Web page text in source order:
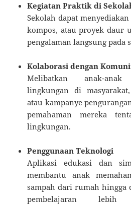
Kegiatan Praktik di
Sekolah dapat
kompos, atau proyek daur
pengalaman langsung pada
Kolaborasi dengan
Melibatkan anak-
lingkungan di
atau kampanye
pemahaman mereka
lingkungan.
Penggunaan Teknologi
Aplikasi edukasi dan
membantu anak
sampah dari rumah hingga
pembelajaran